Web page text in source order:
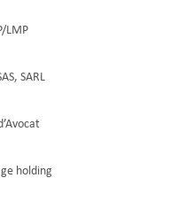
LMP
SARL
holding